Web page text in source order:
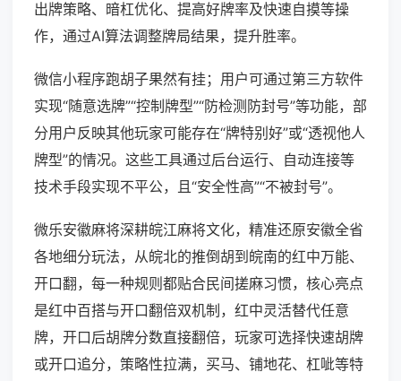
出牌策略、暗杠优化、提高好牌率及快速自摸等操
作，通过AI算法调整牌局结果，提升胜率。
微信小程序跑胡子果然有挂；用户可通过第三方软件
实现“随意选牌”“控制牌型”“防检测防封号”等功能，部
分用户反映其他玩家可能存在“牌特别好”或“透视他人
牌型”的情况。这些工具通过后台运行、自动连接等
技术手段实现不平公，且“安全性高”“不被封号”。
微乐安徽麻将深耕皖江麻将文化，精准还原安徽全省
各地细分玩法，从皖北的推倒胡到皖南的红中万能、
开口翻，每一种规则都贴合民间搓麻习惯，核心亮点
是红中百搭与开口翻倍双机制，红中灵活替代任意
牌，开口后胡牌分数直接翻倍，玩家可选择快速胡牌
或开口追分，策略性拉满，买马、铺地花、杠呲等特